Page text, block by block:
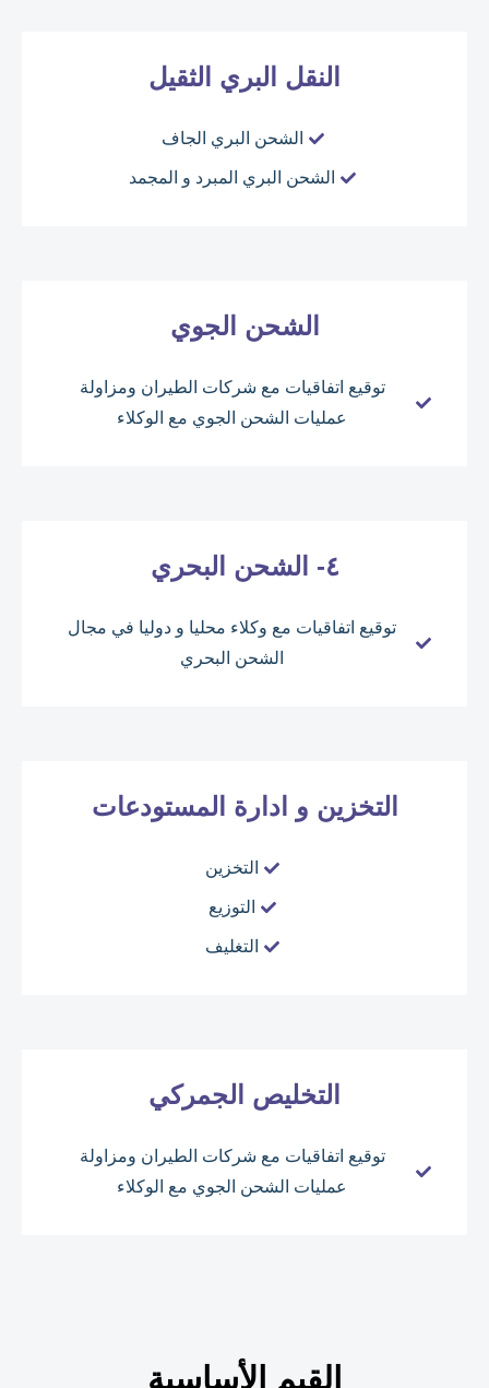
النقل البري الثقيل
الشحن البري الجاف
الشحن البري المبرد و المجمد
الشحن الجوي
توقيع اتفاقيات مع شركات الطيران ومزاولة
عمليات الشحن الجوي مع الوكلاء
توقيع اتفاقيات مع وكلاء محليا و دوليا في مجال
الشحن البحري
التخزين و ادارة المستودعات
التخزين
التوزيع
التغليف
التخليص الجمركي
توقيع اتفاقيات مع شركات الطيران ومزاولة
عمليات الشحن الجوي مع الوكلاء
القيم الأساسية